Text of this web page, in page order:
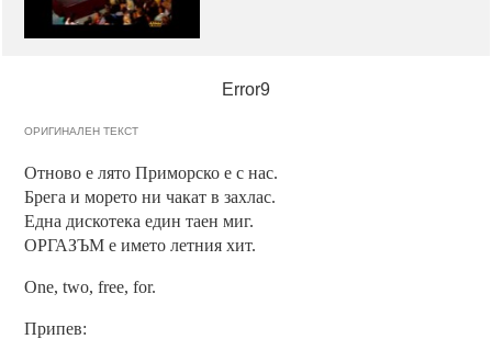
Error9
ОРИГИНАЛЕН ТЕКСТ
Отново е лято Приморско е с нас.
Брега и морето ни чакат в захлас.
Една дискотека един таен миг.
ОРГАЗЪМ е името летния хит.
One, two, free, for.
Припев: